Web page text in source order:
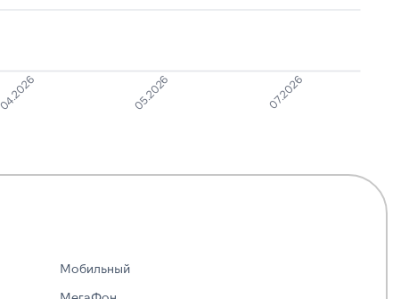
04.2026 05.2026 07.2026
Мобильный